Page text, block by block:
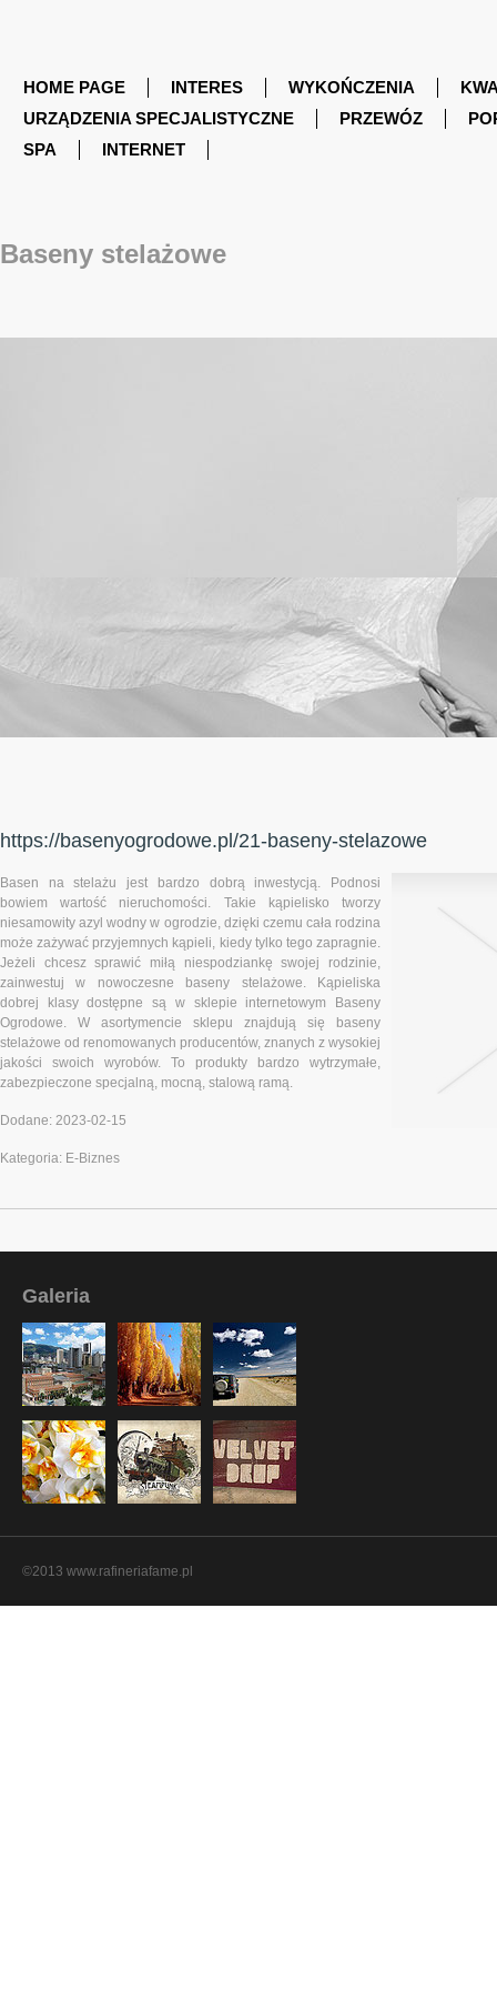
HOME PAGE INTERES WYKOŃCZENIA
URZĄDZENIA SPECJALISTYCZNE
PRZEWÓZ
SPA
INTERNET
Baseny stelażowe
https://basenyogrodowe.pl/21-baseny-stelazowe
Basen na stelażu jest bardzo dobrą inwestycją. Podnosi
bowiem wartość nieruchomości. Takie kąpielisko tworzy
niesamowity azyl wodny w ogrodzie, dzięki czemu cała rodzina
może zażywać przyjemnych kąpieli, kiedy tylko tego zapragnie.
Jeżeli chcesz sprawić miłą niespodziankę swojej rodzinie,
zainwestuj w nowoczesne baseny stelażowe. Kąpieliska
dobrej klasy dostępne są w sklepie internetowym Baseny
Ogrodowe. W asortymencie sklepu znajdują się baseny
stelażowe od renomowanych producentów, znanych z wysokiej
jakości swoich wyrobów. To produkty bardzo wytrzymałe,
zabezpieczone specjalną, mocną, stalową ramą.
Dodane: 2023-02-15
Kategoria: E-Biznes
Galeria
©2013 www.rafineriafame.pl